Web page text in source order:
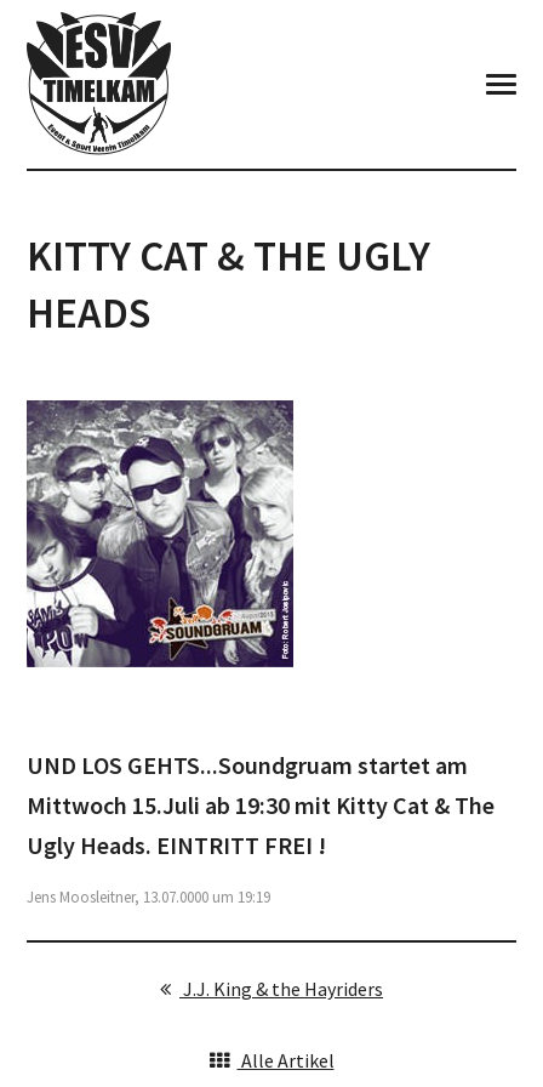
KITTY CAT & THE UGLY
HEADS
UND LOS GEHTS...Soundgruam startet am
Mittwoch 15.Juli ab 19:30 mit Kitty Cat & The
Ugly Heads. EINTRITT FREI !
Jens Moosleitner, 13.07.0000 um 19:19
J.J. King & the Hayriders
Alle Artikel